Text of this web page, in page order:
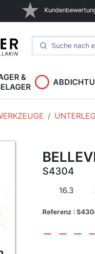
&
S4304
16.3
Referenz :